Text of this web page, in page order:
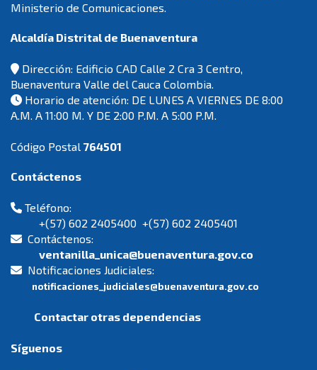
Ministerio de Comunicaciones.
Alcaldía Distrital de Buenaventura
Dirección: Edificio CAD Calle 2 Cra 3 Centro,
Buenaventura Valle del Cauca Colombia.
Horario de atención: DE LUNES A VIERNES DE 8:00
A.M. A 11:00 M. Y DE 2:00 P.M. A 5:00 P.M.
Código Postal 764501
Contáctenos
Teléfono:
+(57) 602 2405400 +(57) 602 2405401
Contáctenos:
ventanilla_unica@buenaventura.gov.co
Notificaciones Judiciales:
notificaciones_judiciales@buenaventura.gov.co
Contactar otras dependencias
Síguenos